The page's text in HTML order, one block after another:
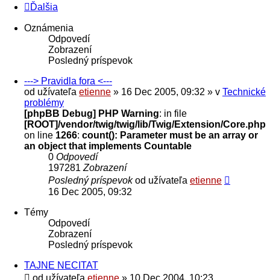
Ďalšia
Oznámenia
Odpovedí
Zobrazení
Posledný príspevok
---> Pravidla fora <---
od užívateľa etienne » 16 Dec 2005, 09:32 » v Technické
problémy
[phpBB Debug] PHP Warning: in file
[ROOT]/vendor/twig/twig/lib/Twig/Extension/Core.php
on line 1266: count(): Parameter must be an array or
an object that implements Countable
0 Odpovedí
197281 Zobrazení
Posledný príspevokod užívateľa etienne
16 Dec 2005, 09:32
Témy
Odpovedí
Zobrazení
Posledný príspevok
TAJNE NECITAT
od užívateľa etienne » 10 Dec 2004, 10:23